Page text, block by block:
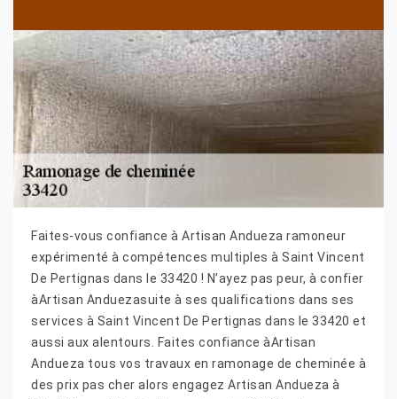
Faites-vous confiance à Artisan Andueza ramoneur
expérimenté à compétences multiples à Saint Vincent
De Pertignas dans le 33420 ! N’ayez pas peur, à confier
àArtisan Anduezasuite à ses qualifications dans ses
services à Saint Vincent De Pertignas dans le 33420 et
aussi aux alentours. Faites confiance àArtisan
Andueza tous vos travaux en ramonage de cheminée à
des prix pas cher alors engagez Artisan Andueza à